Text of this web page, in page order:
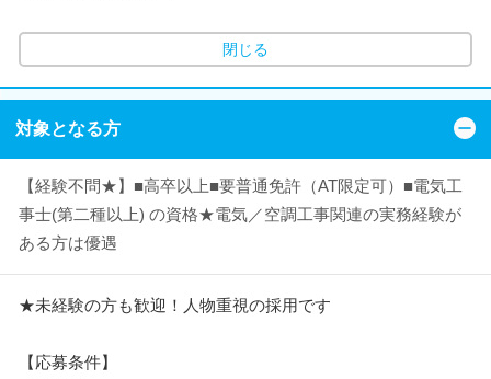
閉じる
対象となる方
【経験不問★】■高卒以上■要普通免許（AT限定可）■電気工
事士(第二種以上) の資格★電気／空調工事関連の実務経験が
ある方は優遇
★未経験の方も歓迎！人物重視の採用です
【応募条件】